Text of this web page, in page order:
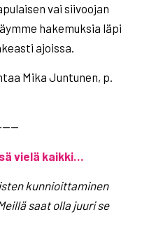
vai siivoojan
hakemuksia läpi
ajoissa.
Mika Juntunen, p.
vielä kaikki…
kunnioittaminen
saat olla juuri se